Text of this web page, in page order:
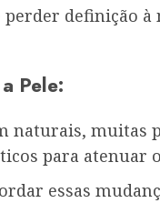
definição à
Pele:
naturais, muitas
para atenuar
essas